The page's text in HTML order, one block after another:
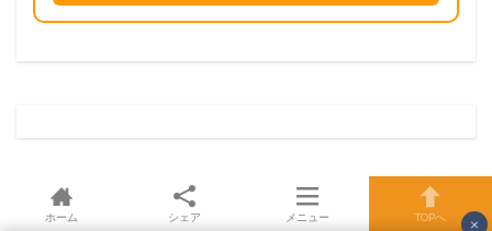
ホーム シェア メニュー TOPへ ×